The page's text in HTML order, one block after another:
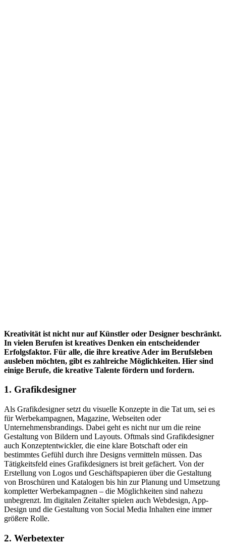
Kreativität ist nicht nur auf Künstler oder Designer beschränkt.
In vielen Berufen ist kreatives Denken ein entscheidender
Erfolgsfaktor. Für alle, die ihre kreative Ader im Berufsleben
ausleben möchten, gibt es zahlreiche Möglichkeiten. Hier sind
einige Berufe, die kreative Talente fördern und fordern.
1. Grafikdesigner
Als Grafikdesigner setzt du visuelle Konzepte in die Tat um, sei es
für Werbekampagnen, Magazine, Webseiten oder
Unternehmensbrandings. Dabei geht es nicht nur um die reine
Gestaltung von Bildern und Layouts. Oftmals sind Grafikdesigner
auch Konzeptentwickler, die eine klare Botschaft oder ein
bestimmtes Gefühl durch ihre Designs vermitteln müssen. Das
Tätigkeitsfeld eines Grafikdesigners ist breit gefächert. Von der
Erstellung von Logos und Geschäftspapieren über die Gestaltung
von Broschüren und Katalogen bis hin zur Planung und Umsetzung
kompletter Werbekampagnen – die Möglichkeiten sind nahezu
unbegrenzt. Im digitalen Zeitalter spielen auch Webdesign, App-
Design und die Gestaltung von Social Media Inhalten eine immer
größere Rolle.
2. Werbetexter